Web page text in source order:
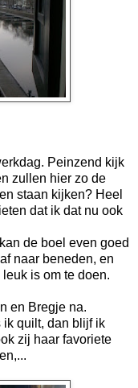
Peinzend kijk
zullen hier zo de
staan kijken? Heel
dat ik dat nu ook
de boel even goed
naar beneden, en
is om te doen.
en Bregje na.
ik quilt, dan blijf ik
zij haar favoriete